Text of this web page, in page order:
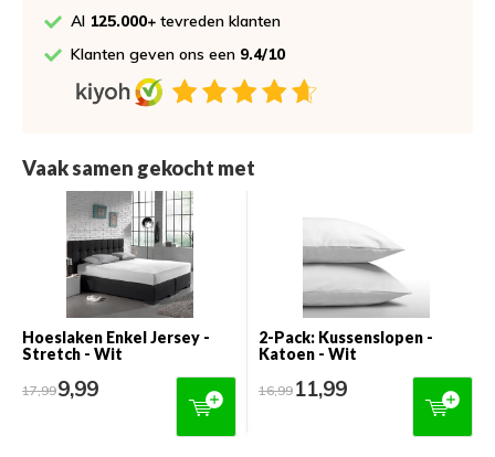
Al 125.000+ tevreden klanten
Klanten geven ons een 9.4/10
Vaak samen gekocht met
Hoeslaken Enkel Jersey -
Stretch - Wit
17,999,99
2-Pack: Kussenslopen -
Katoen - Wit
16,9911,99